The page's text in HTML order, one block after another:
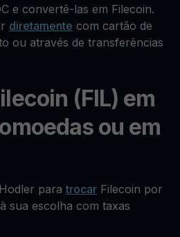
e convertê-las em Filecoin.
diretamente com cartão de
ou através de transferências
(FIL) em
ou em
paratrocar Filecoin por
sua escolha com taxas